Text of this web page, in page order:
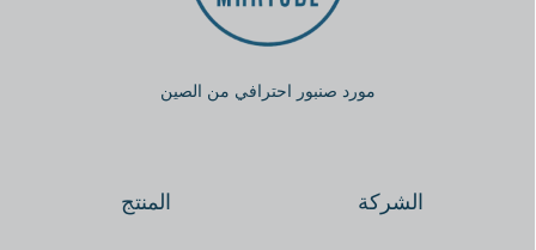
مورد صنبور احترافي من الصين
الشركة المنتج